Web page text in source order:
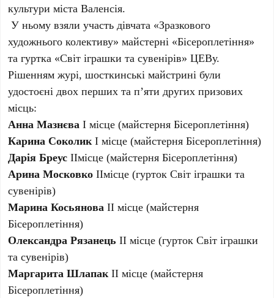
культури міста Валенсія.
У ньому взяли участь дівчата «Зразкового
художнього колективу» майстерні «Бісероплетіння»
та гуртка «Світ іграшки та сувенірів» ЦЕВу.
Рішенням журі, шосткинські майстрині були
удостоєні двох перших та п’яти других призових
місць:
Анна МазнєваІ місце (майстерня Бісероплетіння)
Карина СоколикІ місце (майстерня Бісероплетіння)
Дарія Бреус ІІмісце (майстерня Бісероплетіння)
Арина Московко ІІмісце (гурток Світ іграшки та
сувенірів)
Марина Косьянова ІІ місце (майстерня
Бісероплетіння)
Олександра Рязанець ІІ місце (гурток Світ іграшки
та сувенірів)
Маргарита ШлапакІІ місце (майстерня
Бісероплетіння)